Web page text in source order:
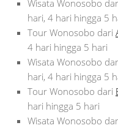
Wisata Wonosobo
hari, 4 hari hingga 5
Tour Wonosobo dari
4 hari hingga 5 hari
Wisata Wonosobo
hari, 4 hari hingga 5
Tour Wonosobo dari
hari hingga 5 hari
Wisata Wonosobo